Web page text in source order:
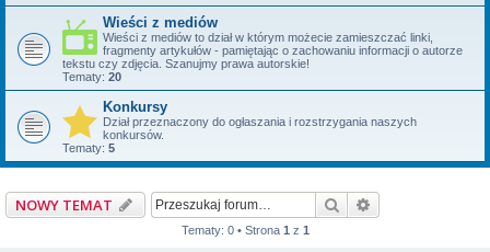
Wieści z mediów
Wieści z mediów to dział w którym możecie zamieszczać linki,
fragmenty artykułów - pamiętając o zachowaniu informacji o autorze
tekstu czy zdjęcia. Szanujmy prawa autorskie!
Tematy: 20
Konkursy
Dział przeznaczony do ogłaszania i rozstrzygania naszych
konkursów.
Tematy: 5
NOWY TEMAT Szukaj
Tematy: 0 • Strona 1 z 1